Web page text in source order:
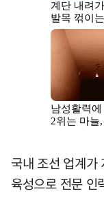
국내 조선 업계가
육성으로 전문 인